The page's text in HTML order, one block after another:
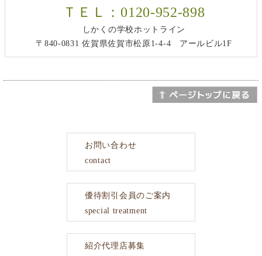
ＴＥＬ：0120-952-898
しかくの学校ホットライン
〒840-0831 佐賀県佐賀市松原1-4-4 アールビル1F
お問い合わせ
contact
優待割引会員のご案内
special treatment
紹介代理店募集